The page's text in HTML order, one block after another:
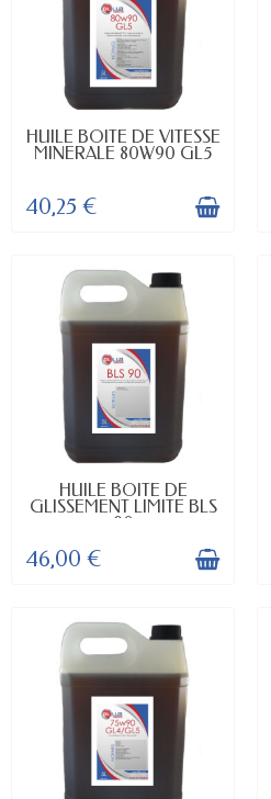
EN STOCK
HUILE BOITE DE VITESSE
MINERALE 80W90 GL5
40,25 €
EN STOCK
HUILE BOITE DE
GLISSEMENT LIMITE BLS
90
46,00 €